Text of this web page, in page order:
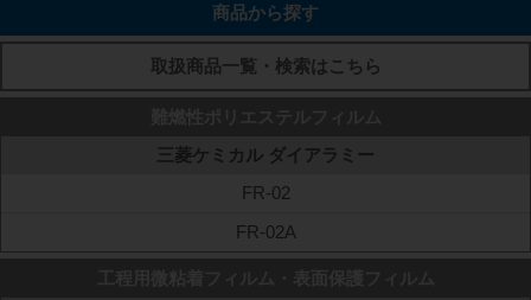
商品から探す
取扱商品一覧・検索はこちら
三菱ケミカル ダイアラミー
FR-02
FR-02A